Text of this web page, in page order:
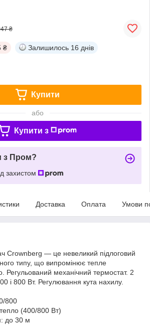
₴
₴ Залишилось 16 днів
Купити
або
Купити з
з Пром?
захистом
Доставка Оплата Умови
Crownberg — це невеликий підлоговий
типу, що випромінює тепле
Регульований механічний термостат. 2
і 800 Вт. Регулювання кута нахилу.
800
(400/800 Вт)
до 30 м